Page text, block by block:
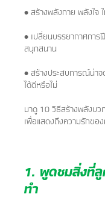
• สร้างพลังกาย พลังใจ
• เปลี่ยนบรรยากาศการ
สนุกสนาน
• สร้างประสบการณ์น่าจ
ได้ดีหรือไม่
มาดู 10 วิธีสร้างพลังบว
เพื่อแสดงถึงความรักข
1. พูดชมสิ่งที่ลู
ทำ